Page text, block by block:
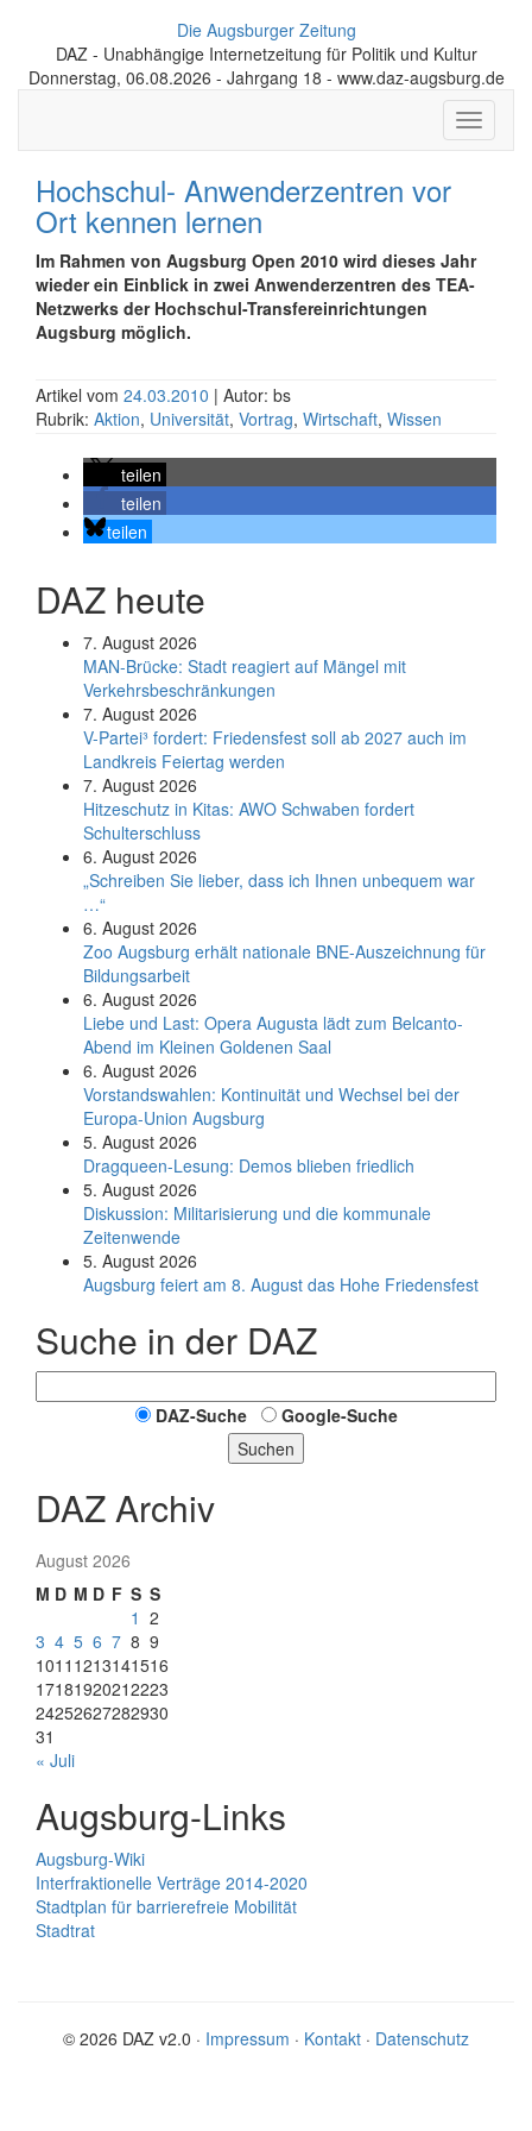
Die Augsburger Zeitung
DAZ - Unabhängige Internetzeitung für Politik und Kultur
Donnerstag, 06.08.2026 - Jahrgang 18 - www.daz-augsburg.de
Toggle
Hochschul- Anwenderzentren vor
Ort kennen lernen
Im Rahmen von Augsburg Open 2010 wird dieses Jahr
wieder ein Einblick in zwei Anwenderzentren des TEA-
Netzwerks der Hochschul-Transfereinrichtungen
Augsburg möglich.
Artikel vom 24.03.2010 | Autor: bs
Rubrik: Aktion, Universität, Vortrag, Wirtschaft, Wissen
teilen
teilen
teilen
DAZ heute
7. August 2026
MAN-Brücke: Stadt reagiert auf Mängel mit
Verkehrsbeschränkungen
7. August 2026
V-Partei­³ fordert: Friedens­fest soll ab 2027 auch im
Land­kreis Feier­tag werden
7. August 2026
Hitzeschutz in Kitas: AWO Schwaben fordert
Schulterschluss
6. August 2026
„Schreiben Sie lieber, dass ich Ihnen unbequem war
…“
6. August 2026
Zoo Augsburg erhält nationale BNE-Auszeichnung für
Bildungsarbeit
6. August 2026
Liebe und Last: Opera Augusta lädt zum Belcanto-
Abend im Kleinen Goldenen Saal
6. August 2026
Vorstandswahlen: Kontinuität und Wechsel bei der
Europa-Union Augsburg
5. August 2026
Dragqueen-Lesung: Demos blieben friedlich
5. August 2026
Diskussion: Mi­li­ta­ri­sie­rung und die kommunale
Zeitenwende
5. August 2026
Augsburg feiert am 8. August das Hohe Friedensfest
Suche in der DAZ
DAZ-Suche
Google-Suche
Suchen
DAZ Archiv
August 2026
M D M D F S S
1 2
3 4 5 6 7 8 9
1011 1213141516
17181920212223
24252627282930
31
« Juli
Augsburg-Links
Augsburg-Wiki
Interfraktionelle Verträge 2014-2020
Stadtplan für barrierefreie Mobilität
Stadtrat
© 2026 DAZ v2.0 · Impressum · Kontakt · Datenschutz